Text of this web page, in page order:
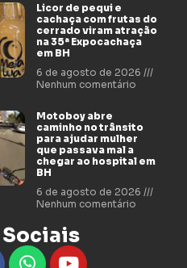
Licor de pequi e
cachaça com frutas do
cerrado viram atração
na 35ª Expocachaça
em BH
6 de agosto de 2026
Nenhum comentário
Motoboy abre
caminho no trânsito
para ajudar mulher
que passava mal a
chegar ao hospital em
BH
6 de agosto de 2026
Nenhum comentário
Sociais